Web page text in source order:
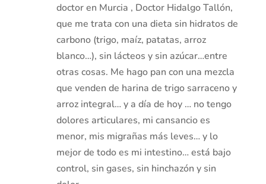
doctor en Murcia , Doctor Hidalgo Tallón,
que me trata con una dieta sin hidratos de
carbono (trigo, maíz, patatas, arroz
blanco…), sin lácteos y sin azúcar…entre
otras cosas. Me hago pan con una mezcla
que venden de harina de trigo sarraceno y
arroz integral… y a día de hoy … no tengo
dolores articulares, mi cansancio es
menor, mis migrañas más leves… y lo
mejor de todo es mi intestino… está bajo
control, sin gases, sin hinchazón y sin